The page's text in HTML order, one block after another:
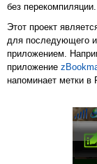
без перекомпиляции.
Этот проект
для последующего
приложением.
приложение
напоминает метки в